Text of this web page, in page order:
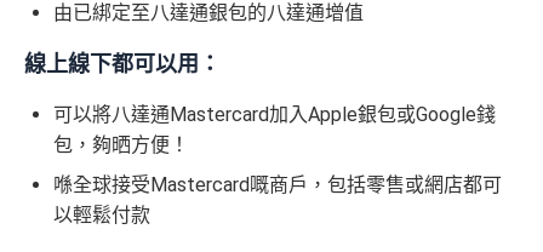
由已綁定至八達通銀包的八達通增值
線上線下都可以用：
可以將八達通Mastercard加入Apple銀包或Google錢
包，夠晒方便！
喺全球接受Mastercard嘅商戶，包括零售或網店都可
以輕鬆付款